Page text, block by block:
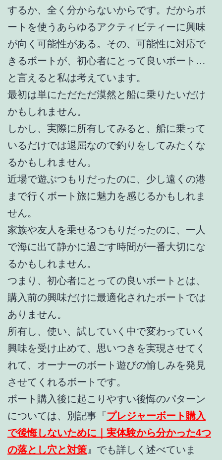
するか、全く分からないからです。だからボ
ートを使うあらゆるアクティビティーに興味
が向く可能性がある。その、可能性に対応で
きるボートが、初心者にとって良いボート…
と言えると私は考えています。
最初は単にただただ漠然と船に乗りたいだけ
かもしれません。
しかし、実際に所有してみると、船に乗って
いるだけでは退屈なので釣りをしてみたくな
るかもしれません。
近場で遊ぶつもりだったのに、少し遠くの港
まで行くボート旅に魅力を感じるかもしれま
せん。
家族や友人を乗せるつもりだったのに、一人
で海に出て静かに過ごす時間が一番大切にな
るかもしれません。
つまり、初心者にとっての良いボートとは、
購入前の興味だけに最適化されたボートでは
ありません。
所有し、使い、試していく中で変わっていく
興味を受け止めて、思いつきを実現させてく
れて、オーナーのボート遊びの愉しみを発見
させてくれるボートです。
ボート購入後に起こりやすい後悔のパターン
については、別記事『プレジャーボート購入
で後悔しないために｜実体験から分かった4つ
の落とし穴と対策 』でも詳しく述べていま